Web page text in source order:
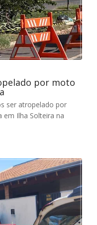
por moto
ser atropelado por
Ilha Solteira na